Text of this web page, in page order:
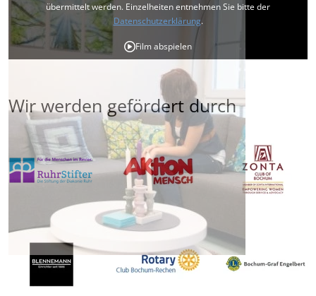
übermittelt werden. Einzelheiten entnehmen Sie bitte der
Datenschutzerklärung.
Film abspielen
Wir werden gefördert durch